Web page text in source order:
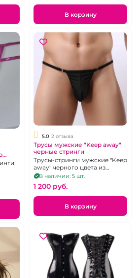
В корзину
5.0 2 отзыва
Трусы мужские "Keep away"
черные стринги
Трусы-стринги мужские "Keep
away" черного цвета из
эластичной ткани
В наличии: 5 шт.
1 200 pуб.
В корзину